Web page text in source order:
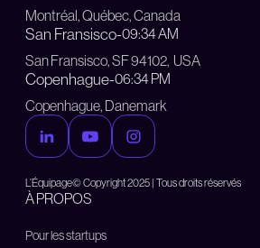
Montréal, Québec, Canada
San Fransisco-09:34 AM
San Fransisco, SF 94102, USA
Copenhague-06:34 PM
Copenhague, Danemark
L’Équipage© Copyright 2025 | Tous droits réservés
À PROPOS
Pour les startups